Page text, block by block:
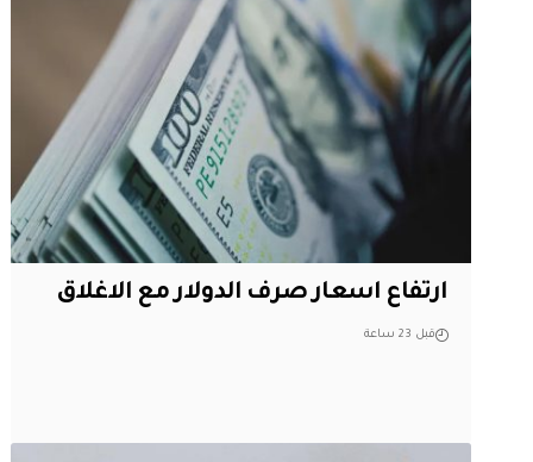
ارتفاع اسعار صرف الدولار مع الاغلاق
قبل 23 ساعة